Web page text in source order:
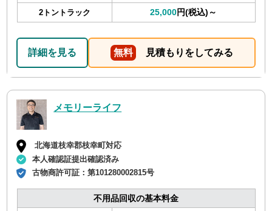
2トントラック 25,000円(税込)～
詳細を見る 無料 見積もりをしてみる
メモリーライフ
北海道枝幸郡枝幸町対応
本人確認証提出確認済み
古物商許可証：第101280002815号
不用品回収の基本料金